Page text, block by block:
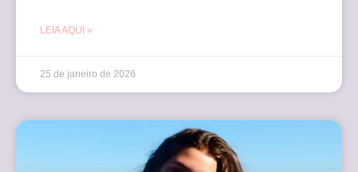
LEIA AQUI »
25 de janeiro de 2026